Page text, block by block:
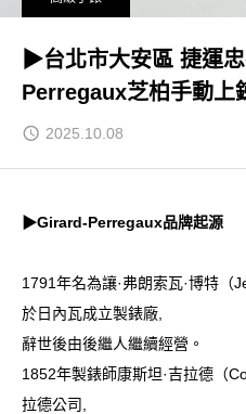
▶台北市大安區 捷運
Perregaux芝柏手動上
2025.10.08
▶Girard-Perregaux品牌起源
1791年名為讓·弗朗索瓦·博特
於日內瓦成立製錶廠,
辭世後由後繼人繼續經營。
1852年製錶師康斯坦·吉拉德（
拉德公司,